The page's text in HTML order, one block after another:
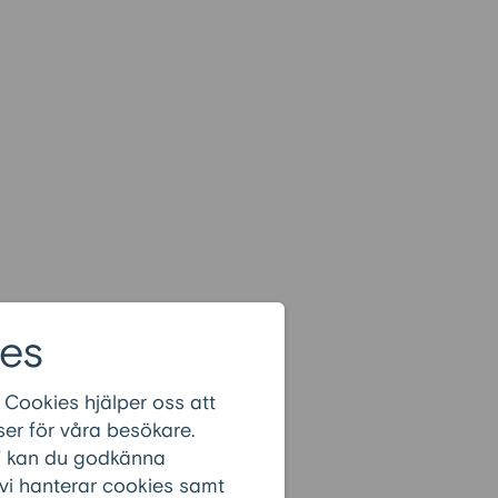
hjälper oss att
för våra besökare.
kan du godkänna
hanterar cookies samt